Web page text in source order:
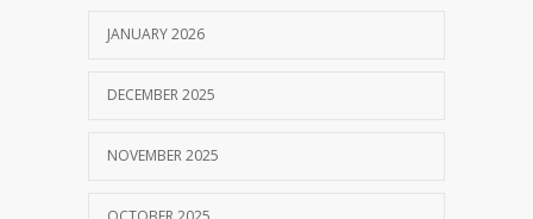
JANUARY 2026
DECEMBER 2025
NOVEMBER 2025